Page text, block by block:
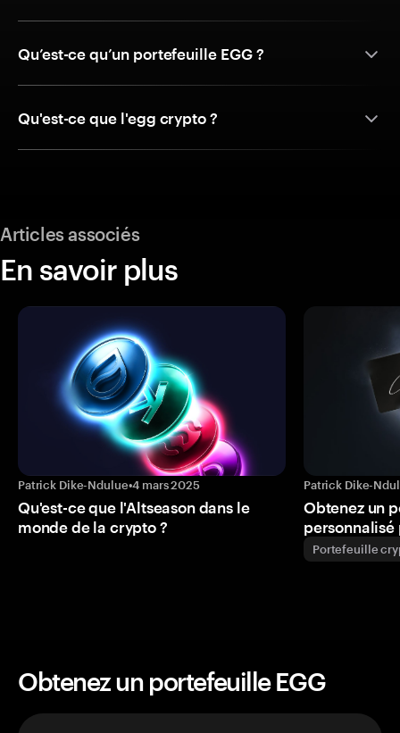
Qu’est-ce qu’un portefeuille EGG ?
Qu'est-ce que l'egg crypto ?
Articles associés
En savoir plus
Patrick Dike-Ndulue•4 mars 2025
Qu'est-ce que l'Altseason dans le
monde de la crypto ?
Patrick Dike-
Obtenez un
personnalisé
Portefeuille
Obtenez un portefeuille EGG